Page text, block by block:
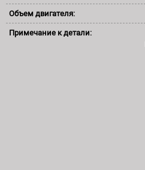
Объем двигателя:
Примечание к детали: